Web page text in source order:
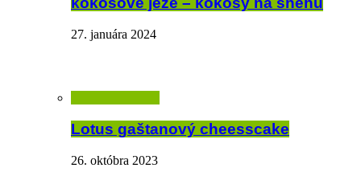
27. januára 2024
Lotus gaštanový cheesscake
26. októbra 2023